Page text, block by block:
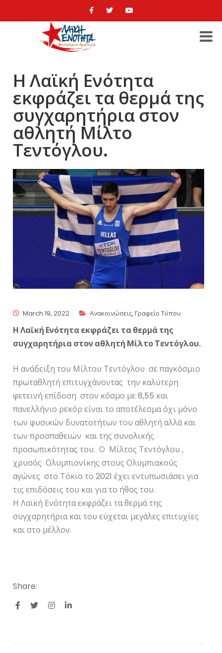
Η Λαϊκή Ενότητα
εκφράζει τα θερμά της
συγχαρητήρια στον
αθλητή Μίλτο
Τεντόγλου.
March 19, 2022 Ανακοινώσεις,Γραφείο Τύπου
Η Λαϊκή Ενότητα εκφράζει τα θερμά της
συγχαρητήρια στον αθλητή Μίλτο Τεντόγλου.
Η ανάδειξη του Μίλτου Τεντόγλου σε παγκόσμιο
πρωταθλητή επιτυγχάνοντας την καλύτερη
φετεινή επίδοση στον κόσμο με 8,55 και
πανελλήνιο ρεκόρ είναι το αποτέλεσμα όχι μόνο
των φυσικών δυνατοτήτων του αθλητή αλλά και
των προσπαθειών και της συνολικής
προσωπικότητας του. Ο Μίλτος Τεντόγλου ,
χρυσός Ολυμπιονίκης στους Ολυμπιακούς
αγώνες στο Τόκιο το 2021 έχει εντυπωσιάσει για
τις επιδόσεις του και για το ήθος του.
Η Λαϊκή Ενότητα εκφράζει τα θερμά της
συγχαρητήρια και του εύχεται μεγάλες επιτυχίες
και στο μέλλον.
Share: